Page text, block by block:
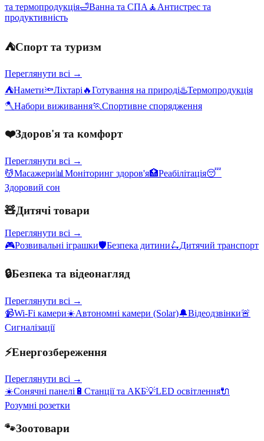
та термопродукція🛁Ванна та СПА 🧘 Антистрес та
продуктивність
⛺Спорт та туризм
Переглянути всі →
⛺Намети🔦Ліхтарі 🔥Готування на природі♨️Термопродукція
🪓Набори виживання🏃Спортивне спорядження
❤️Здоров'я та комфорт
Переглянути всі →
💆Масажери📊 Моніторинг здоров'я🏥Реабілітація😴
Здоровий сон
🧸Дитячі товари
Переглянути всі →
🎮Розвивальні іграшки🛡️Безпека дитини🛴Дитячий транспорт
🔒Безпека та відеонагляд
Переглянути всі →
📹Wi-Fi камери☀️Автономні камери (Solar)🔔Відеодзвінки🚨
Сигналізації
⚡Енергозбереження
Переглянути всі →
☀️Сонячні панелі 🔋 Станції та АКБ💡LED освітлення🔌
Розумні розетки
🐾Зоотовари